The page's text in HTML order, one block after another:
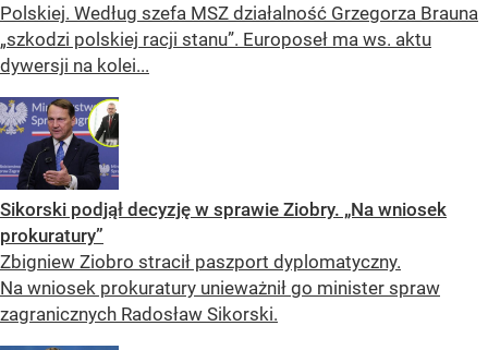
Polskiej. Według szefa MSZ działalność Grzegorza Brauna
„szkodzi polskiej racji stanu”. Europoseł ma ws. aktu
dywersji na kolei...
Sikorski podjął decyzję w sprawie Ziobry. „Na wniosek
prokuratury”
Zbigniew Ziobro stracił paszport dyplomatyczny.
Na wniosek prokuratury unieważnił go minister spraw
zagranicznych Radosław Sikorski.